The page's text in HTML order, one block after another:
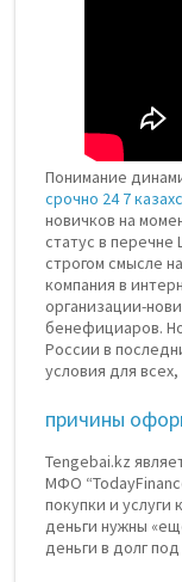
Понимание
срочно 24 7
новичков на
статус в
строгом смысле
компания в
организации-
бенефициаров.
России в
условия для
причины
Tengebai.kz
МФО
покупки и услуги
деньги нужны
деньги в долг